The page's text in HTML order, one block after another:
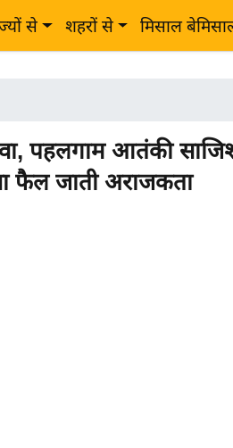
से शहरों से मिसाल
पहलगाम आतंकी
फैल जाती अराजकता